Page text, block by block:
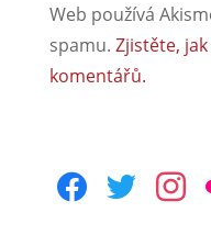
Web používá
spamu. Zjistěte,
komentářů.
facebooktwitter